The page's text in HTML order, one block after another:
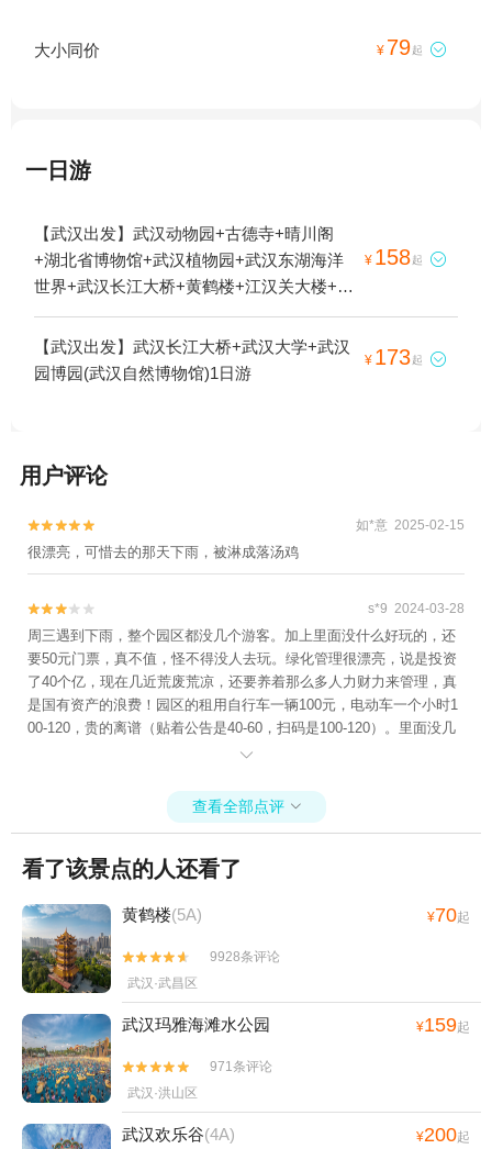
大小同价 ¥ 79起 
一日游
【武汉出发】武汉动物园+古德寺+晴川阁
+湖北省博物馆+武汉植物园+武汉东湖海洋
世界+武汉长江大桥+黄鹤楼+江汉关大楼+汉
口江滩公园+武汉极地海洋公园+武汉科技馆
+东湖听涛景区+武汉欢乐谷+武汉大学+江汉
路步行街+昙华林+户部巷+汉秀剧场+武汉园
+夜上黄鹤楼+昙华林历史文化街区+长江荣
琴台号游船(江城遇舰)+夜游晴川阁(大禹晴川
情）1日游
¥ 158起 
【武汉出发】武汉长江大桥+武汉大学+武汉
园博园(武汉自然博物馆)1日游
¥ 173起 
用户评论

 如*意 2025-02-15
很漂亮，可惜去的那天下雨，被淋成落汤鸡

 s*9 2024-03-28
周三遇到下雨，整个园区都没几个游客。加上里面没什么好玩的，还
要50元门票，真不值，怪不得没人去玩。绿化管理很漂亮，说是投资
了40个亿，现在几近荒废荒凉，还要养着那么多人力财力来管理，真
是国有资产的浪费！园区的租用自行车一辆100元，电动车一个小时1
00-120，贵的离谱（贴着公告是40-60，扫码是100-120）。里面没几
个工作人员，走着都差点迷路。真心不推荐进去，还浪费时间。

查看全部点评 
看了该景点的人还看了
黄鹤楼(5A) ¥70起


9928条评论
武汉·武昌区
武汉玛雅海滩水公园 ¥159起


971条评论
武汉·洪山区
武汉欢乐谷(4A) ¥200起